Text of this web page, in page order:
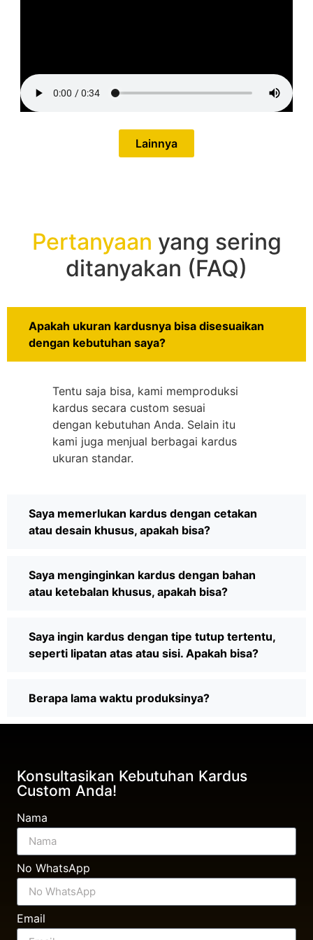
Lainnya
Pertanyaan yang sering
ditanyakan (FAQ)
Apakah ukuran kardusnya bisa disesuaikan
dengan kebutuhan saya?
Tentu saja bisa, kami memproduksi
kardus secara custom sesuai
dengan kebutuhan Anda. Selain itu
kami juga menjual berbagai kardus
ukuran standar.
Saya memerlukan kardus dengan cetakan
atau desain khusus, apakah bisa?
Saya menginginkan kardus dengan bahan
atau ketebalan khusus, apakah bisa?
Saya ingin kardus dengan tipe tutup tertentu,
seperti lipatan atas atau sisi. Apakah bisa?
Berapa lama waktu produksinya?
Konsultasikan Kebutuhan Kardus
Custom Anda!
Nama
No WhatsApp
Email